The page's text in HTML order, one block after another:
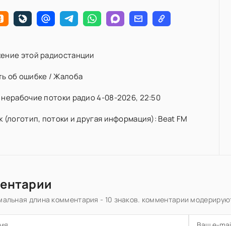
этой радиостанции
об ошибке / Жалоба
потоки радио 4-08-2026, 22:50
(логотип, потоки и другая информация): Beat FM
длина комментария - 10 знаков. комментарии